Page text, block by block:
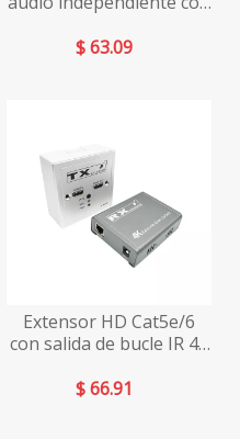
HK60 4K
$ 63.09
Extensor HD Cat5e/6
con salida de bucle IR 4K
$ 66.91